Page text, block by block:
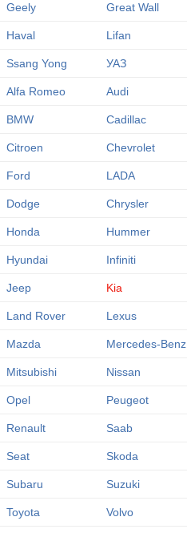
Geely Great Wall
Haval Lifan
Ssang Yong УАЗ
Alfa Romeo Audi
BMW Cadillac
Citroen Chevrolet
Ford LADA
Dodge Chrysler
Honda Hummer
Hyundai Infiniti
Jeep Kia
Land Rover Lexus
Mazda Mercedes-Benz
Mitsubishi Nissan
Opel Peugeot
Renault Saab
Seat Skoda
Subaru Suzuki
Toyota Volvo